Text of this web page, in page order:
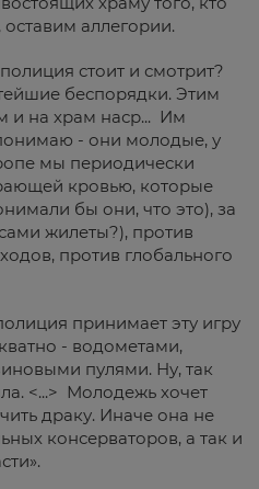
аллегории.
стоит и смотрит?
беспорядки. Этим
и на храм наср... Им
- они молодые, у
мы периодически
кровью, которые
бы они, что это), за
жилеты?), против
против глобального
принимает эту игру
- водометами,
пулями. Ну, так
<...> Молодежь хочет
драку. Иначе она не
консерваторов, а так и